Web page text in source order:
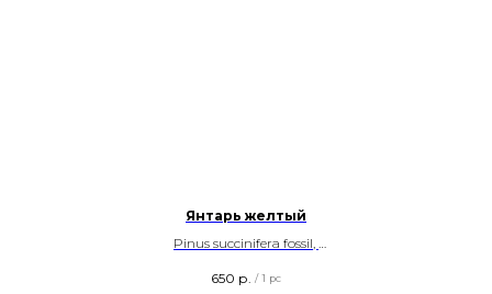
Янтарь желтый
Pinus succinifera fossil,
650 р. / 1 pc